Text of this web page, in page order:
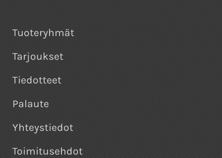
Tuoteryhmät
Tarjoukset
Tiedotteet
Palaute
Yhteystiedot
Toimitusehdot